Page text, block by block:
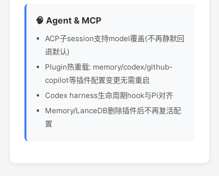
🧠 Agent & MCP
ACP子session支持model覆盖(不再静默回
退默认)
Plugin热重载: memory/codex/github-
copilot等插件配置变更无需重启
Codex harness生命周期hook与Pi对齐
Memory/LanceDB删除插件后不再复活配
置